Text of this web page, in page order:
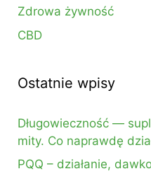
Zdrowa żywność
CBD
Ostatnie wpisy
Długowieczność —
mity. Co naprawdę
PQQ – działanie,